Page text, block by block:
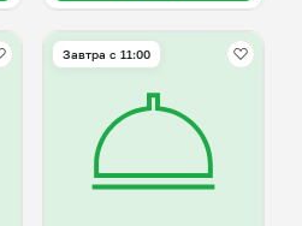
Завтра c 11:00